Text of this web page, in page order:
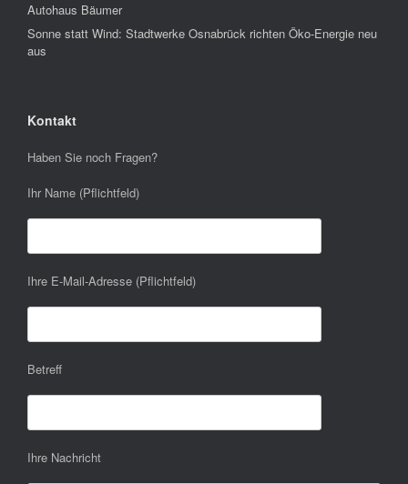
Autohaus Bäumer
Sonne statt Wind: Stadtwerke Osnabrück richten Öko-Energie neu
aus
Kontakt
Haben Sie noch Fragen?
Ihr Name (Pflichtfeld)
Ihre E-Mail-Adresse (Pflichtfeld)
Betreff
Ihre Nachricht